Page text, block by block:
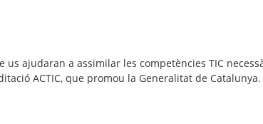
ajudaran a assimilar les competències TIC
ACTIC, que promou la Generalitat de Catalunya.